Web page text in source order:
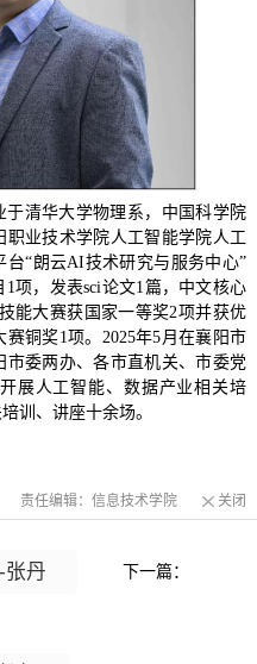
于清华大学物理系，中国科学院
业技术学院人工智能学院人工
“朗云AI技术研究与服务中心”
项，发表sci论文1篇，中文核心
能大赛获国家一等奖2项并获优
铜奖1项。2025年5月在襄阳市
委两办、各市直机关、市委党
展人工智能、数据产业相关培
训、讲座十余场。
责任编辑：信息技术学院 关闭
张丹 下一篇：